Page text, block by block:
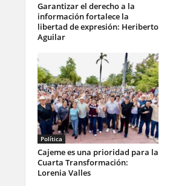
Garantizar el derecho a la
información fortalece la
libertad de expresión: Heriberto
Aguilar
Política
Cajeme es una prioridad para la
Cuarta Transformación:
Lorenia Valles